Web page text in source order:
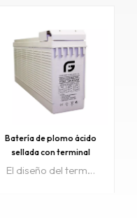
Batería de plomo ácido
sellada con terminal
frontal de 12 V y 185 AHEl diseño del terminal frontal FGET es fácil de instalar y mantener. Terminal frontal Batería Diseño de vida flotante de 10 años, la baja autodescarga es solo del 2% por mes porque utilizamos material de plomo puro superior. Artículo No:12V 185AH-FColor:negro gris azulRango de precios:1~200/$170La orden mínima:20Puerto de embarque:ShénzhenRegión original:PorcelanaTiempo de espera:15 días después de recibir el depósitoMuestra:disponible